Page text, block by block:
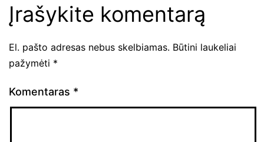
Įrašykite komentarą
El. pašto adresas nebus skelbiamas. Būtini laukeliai
pažymėti *
Komentaras *